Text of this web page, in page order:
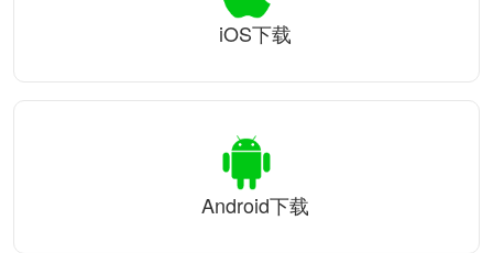
iOS下载
Android下载